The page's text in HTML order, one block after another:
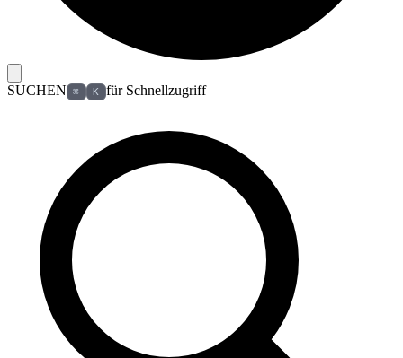
SUCHEN ⌘ K für Schnellzugriff